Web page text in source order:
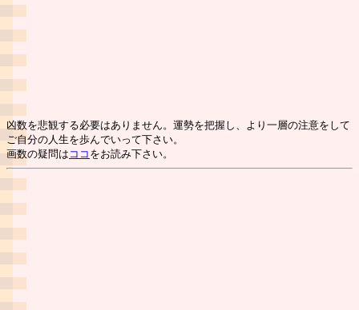
凶数を悲観する必要はありません。運勢を把握し、より一層の注意をして
ご自分の人生を歩んでいって下さい。
画数の疑問は ココ をお読み下さい。